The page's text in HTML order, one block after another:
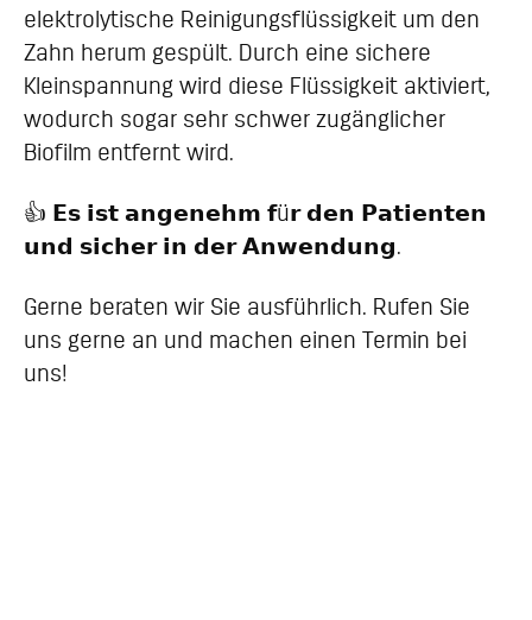
elektrolytische Reinigungsflüssigkeit um den
Zahn herum gespült. Durch eine sichere
Kleinspannung wird diese Flüssigkeit aktiviert,
wodurch sogar sehr schwer zugänglicher
Biofilm entfernt wird.
👍 𝗘𝘀 𝗶𝘀𝘁 𝗮𝗻𝗴𝗲𝗻𝗲𝗵𝗺 𝗳ü𝗿 𝗱𝗲𝗻 𝗣𝗮𝘁𝗶𝗲𝗻𝘁𝗲𝗻
𝘂𝗻𝗱 𝘀𝗶𝗰𝗵𝗲𝗿 𝗶𝗻 𝗱𝗲𝗿 𝗔𝗻𝘄𝗲𝗻𝗱𝘂𝗻𝗴.
Gerne beraten wir Sie ausführlich. Rufen Sie
uns gerne an und machen einen Termin bei
uns!